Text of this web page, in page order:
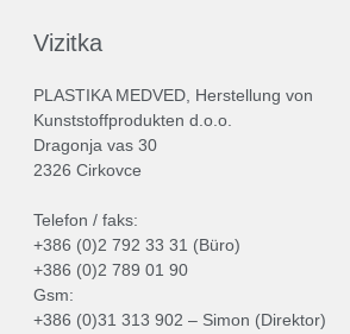
Vizitka
PLASTIKA MEDVED, Herstellung von
Kunststoffprodukten d.o.o.
Dragonja vas 30
2326 Cirkovce
Telefon / faks:
+386 (0)2 792 33 31 (Büro)
+386 (0)2 789 01 90
Gsm:
+386 (0)31 313 902 – Simon (Direktor)